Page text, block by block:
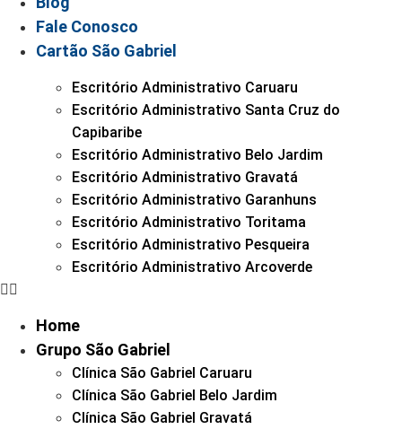
Fale Conosco
Cartão São Gabriel
Escritório Administrativo Caruaru
Escritório Administrativo Santa Cruz do
Capibaribe
Escritório Administrativo Belo Jardim
Escritório Administrativo Gravatá
Escritório Administrativo Garanhuns
Escritório Administrativo Toritama
Escritório Administrativo Pesqueira
Escritório Administrativo Arcoverde
Home
Grupo São Gabriel
Clínica São Gabriel Caruaru
Clínica São Gabriel Belo Jardim
Clínica São Gabriel Gravatá